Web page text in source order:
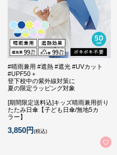
#晴雨兼用 #遮熱 #遮光 #UVカット
#UPF50＋
登下校中の紫外線対策に
夏の限定ラッピング対象
[期間限定送料込]キッズ晴雨兼用折り
たたみ日傘【子ども日傘/無地5カ
ラー】
3,850円(税込)